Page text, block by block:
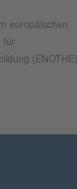
europäischen
für
(ENOTHE)